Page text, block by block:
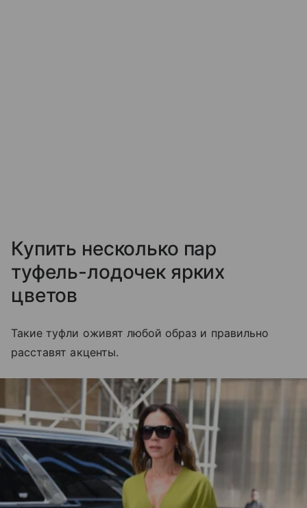
Купить несколько пар
туфель-лодочек ярких
цветов
Такие туфли оживят любой образ и правильно
расставят акценты.